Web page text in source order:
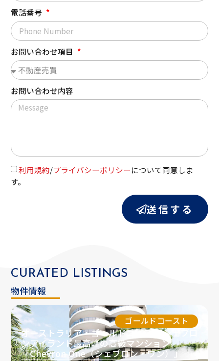
電話番号
お問い合わせ項目
お問い合わせ内容
利用規約/プライバシーポリシーについて同意しま
す。
送信する
CURATED LISTINGS
物件情報
ゴールドコースト
オーストラリア・ゴールドコースト シェブロ
ンアイランド最高峰の高級マンション
「Chevron One（シェブロン・ワン）」